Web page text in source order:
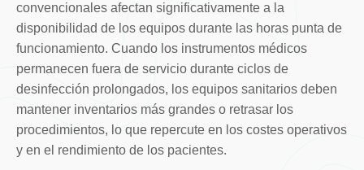
convencionales afectan significativamente a la
disponibilidad de los equipos durante las horas punta de
funcionamiento. Cuando los instrumentos médicos
permanecen fuera de servicio durante ciclos de
desinfección prolongados, los equipos sanitarios deben
mantener inventarios más grandes o retrasar los
procedimientos, lo que repercute en los costes operativos
y en el rendimiento de los pacientes.